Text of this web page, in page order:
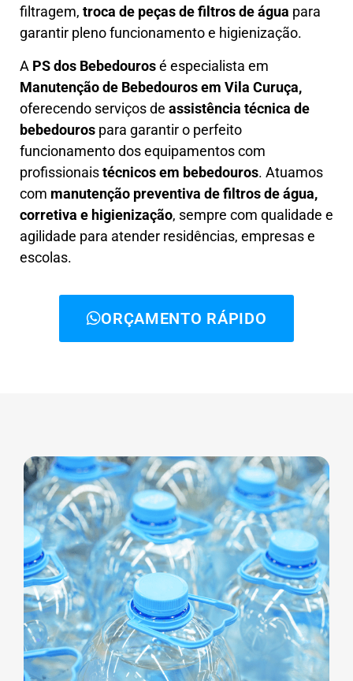
filtragem, troca de peças de filtros de água para
garantir pleno funcionamento e higienização.
A PS dos Bebedourosé especialista em
Manutenção de Bebedouros em Vila Curuça,
oferecendo serviços de assistência técnica de
bebedouros para garantir o perfeito
funcionamento dos equipamentos com
profissionaistécnicos em bebedouros. Atuamos
com manutenção preventiva de filtros de água,
corretiva e higienização, sempre com qualidade e
agilidade para atender residências, empresas e
escolas.
ORÇAMENTO RÁPIDO